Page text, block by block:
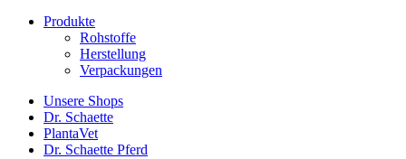
Produkte
Rohstoffe
Herstellung
Verpackungen
Unsere Shops
Dr. Schaette
PlantaVet
Dr. Schaette Pferd